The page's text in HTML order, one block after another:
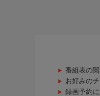
番組表の
お好みの
録画予約